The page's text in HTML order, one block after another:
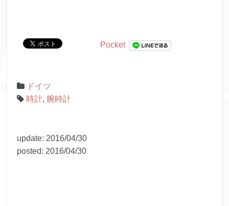
Pocket
ドイツ
時計, 腕時計
update: 2016/04/30
posted: 2016/04/30